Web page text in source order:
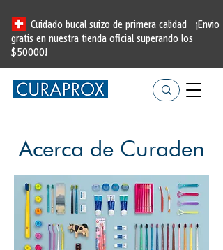
Cuidado bucal suizo de primera calidad ¡Envio
gratis en nuestra tienda oficial superando los
$50000!
Acerca de Curaden